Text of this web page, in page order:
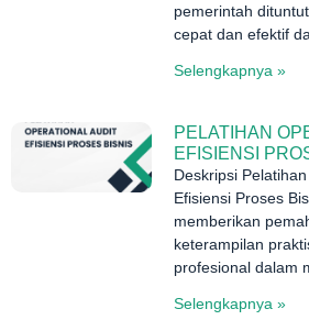
pemerintah
cepat dan efektif
Selengkapnya »
PELATIHAN
EFISIENSI
Deskripsi
Efisiensi Proses
memberikan
keterampilan
profesional dalam
Selengkapnya »